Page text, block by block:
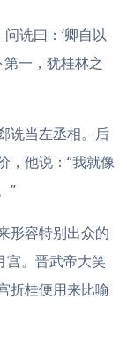
问诜曰：‘卿自以
第一，犹桂林之
诜当左丞相。后
，他说：“我就像
”
形容特别出众的
宫。晋武帝大笑
折桂便用来比喻